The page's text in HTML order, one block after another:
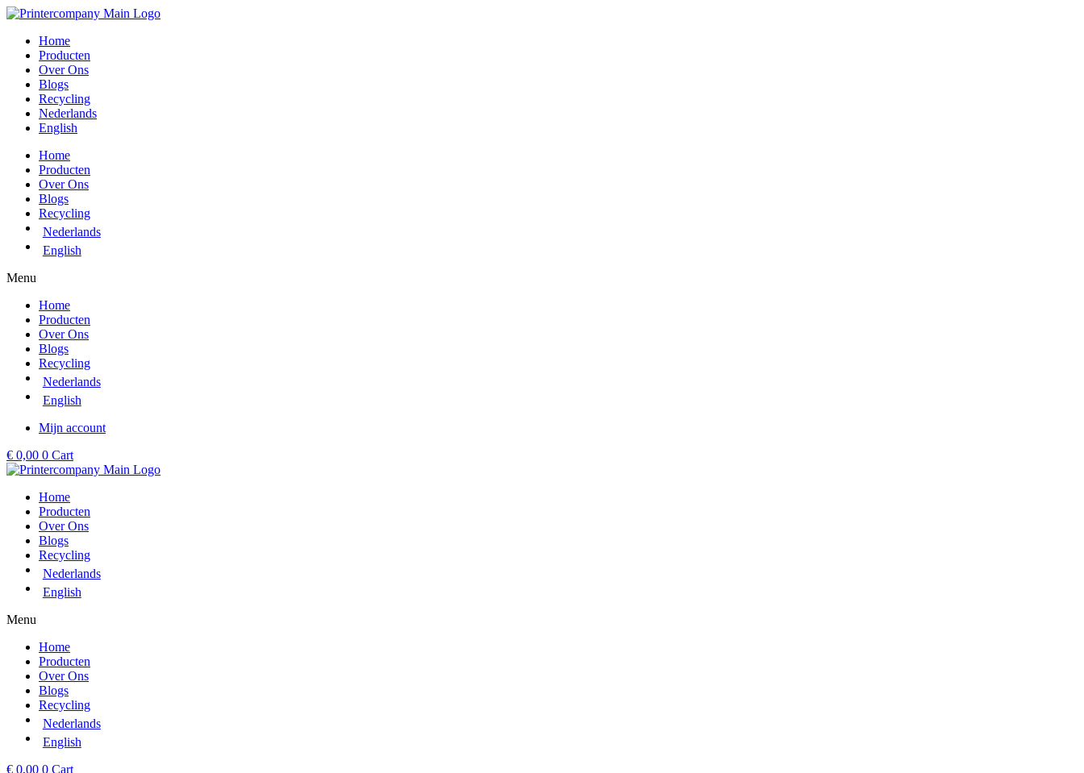
Ga
inhoud
Home
Producten
Over Ons
Blogs
Recycling
Nederlands
English
Home
Producten
Over Ons
Blogs
Recycling
Nederlands
English
Menu
Home
Producten
Over Ons
Blogs
Recycling
Nederlands
English
Mijn account
€ 0,00 0 Cart
Home
Producten
Over Ons
Blogs
Recycling
Nederlands
English
Menu
Home
Producten
Over Ons
Blogs
Recycling
Nederlands
English
€ 0,00 0 Cart